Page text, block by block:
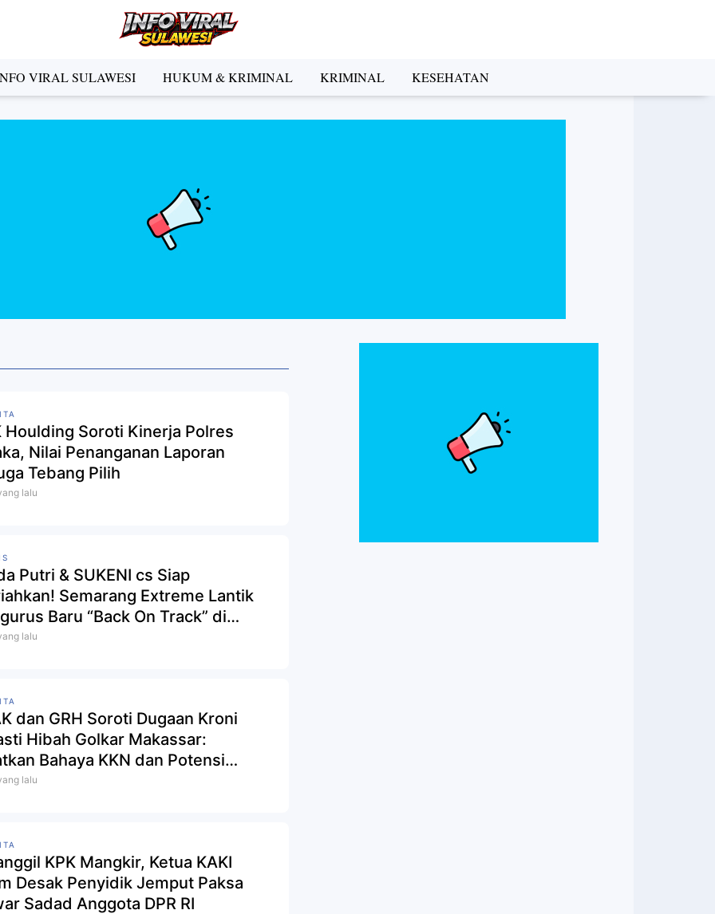
VIRAL SULAWESI HUKUM & KRIMINAL KRIMINAL KESEHATAN
Houlding Soroti Kinerja Polres
Nilai Penanganan Laporan
Tebang Pilih
lalu
Putri & SUKENI cs Siap
Semarang Extreme Lantik
Baru “Back On Track” di
Jatidiri
lalu
dan GRH Soroti Dugaan Kroni
Hibah Golkar Makassar:
Bahaya KKN dan Potensi
Kepentingan dalam Pengelolaan
lalu
KPK Mangkir, Ketua KAKI
Desak Penyidik Jemput Paksa
Sadad Anggota DPR RI